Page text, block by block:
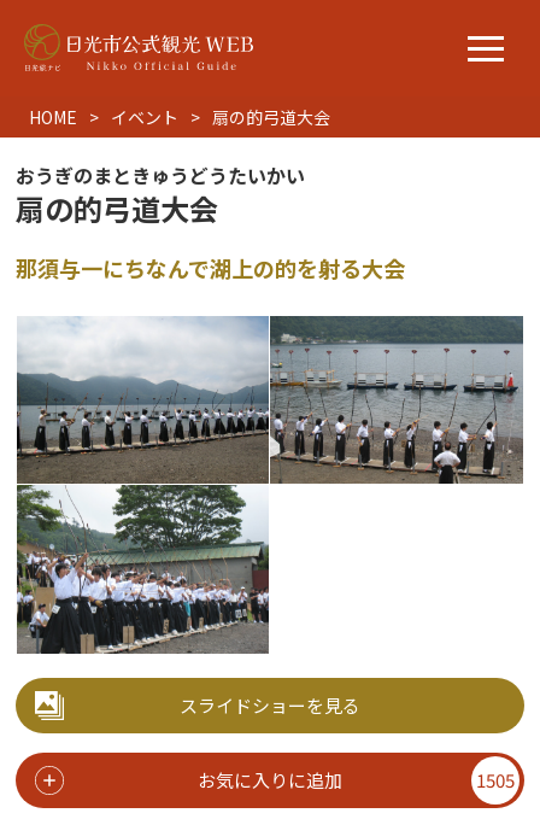
HOME イベント 扇の的弓道大会
おうぎのまときゅうどうたいかい
扇の的弓道大会
那須与一にちなんで湖上の的を射る大会
スライドショーを見る
お気に入りに追加 1505